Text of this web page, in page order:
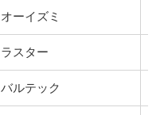
オーイズミ
ラスター
バルテック